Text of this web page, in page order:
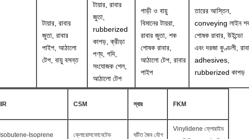
টায়ার, রাবার
জুতা, রাবার
পাইপ, আঠালো
টেপ, বায়ু বসন্ত
টায়ার, রাবার
জুতা,
rubberized
কাপড়, ক্রীড়া
পণ্য, গদি,
সংযোজক শেল,
আঠালো টেপ
গাড়ী ও বায়ু
বিমানের টায়রা,
রাবার জুতা, শক
শোষক রাবার,
আঠালো টেপ, রাবার
পাইপ
তারের আস্তিন,
conveying লাইন
শোষক রাবার, উইন্ডো
এবং দরজা কুণ্ডলী,
adhesives,
rubberized কাপড়
IIR CSM স্যার FKM
Isobutene-Isoprene ক্লোরোসফোনেটেড ঘটিত জৈব যৌগ
Vinylidene ফ্লোরাইড